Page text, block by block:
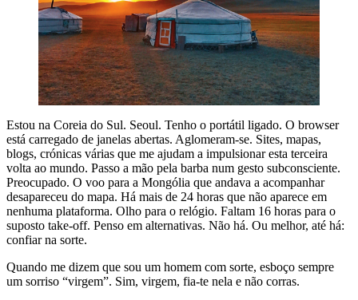
Estou na Coreia do Sul. Seoul. Tenho o portátil ligado. O browser
está carregado de janelas abertas. Aglomeram-se. Sites, mapas,
blogs, crónicas várias que me ajudam a impulsionar esta terceira
volta ao mundo. Passo a mão pela barba num gesto subconsciente.
Preocupado. O voo para a Mongólia que andava a acompanhar
desapareceu do mapa. Há mais de 24 horas que não aparece em
nenhuma plataforma. Olho para o relógio. Faltam 16 horas para o
suposto take-off. Penso em alternativas. Não há. Ou melhor, até há:
confiar na sorte.
Quando me dizem que sou um homem com sorte, esboço sempre
um sorriso “virgem”. Sim, virgem, fia-te nela e não corras.